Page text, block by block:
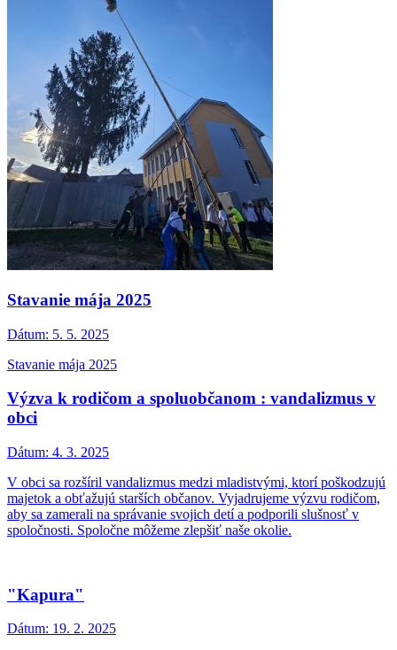
Stavanie mája 2025
Dátum: 5. 5. 2025
Stavanie mája 2025
Výzva k rodičom a spoluobčanom : vandalizmus v
obci
Dátum: 4. 3. 2025
V obci sa rozšíril vandalizmus medzi mladistvými, ktorí poškodzujú
majetok a obťažujú starších občanov. Vyjadrujeme výzvu rodičom,
aby sa zamerali na správanie svojich detí a podporili slušnosť v
spoločnosti. Spoločne môžeme zlepšiť naše okolie.
"Kapura"
Dátum: 19. 2. 2025